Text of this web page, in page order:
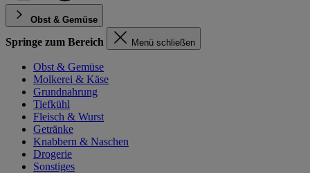
Obst & Gemüse
Springe zum Bereich Menü schließen
Obst & Gemüse
Molkerei & Käse
Grundnahrung
Tiefkühl
Fleisch & Wurst
Getränke
Knabbern & Naschen
Drogerie
Sonstiges